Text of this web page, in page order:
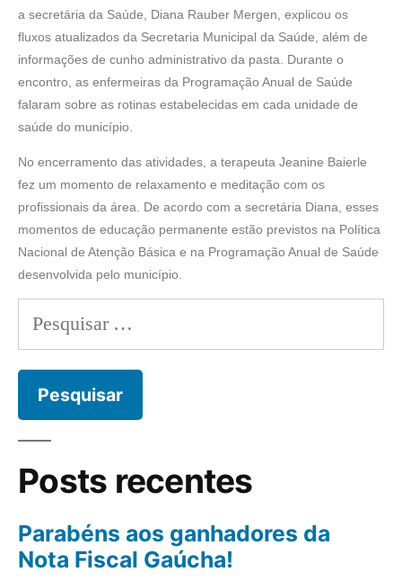
a secretária da Saúde, Diana Rauber Mergen, explicou os
fluxos atualizados da Secretaria Municipal da Saúde, além de
informações de cunho administrativo da pasta. Durante o
encontro, as enfermeiras da Programação Anual de Saúde
falaram sobre as rotinas estabelecidas em cada unidade de
saúde do município.
No encerramento das atividades, a terapeuta Jeanine Baierle
fez um momento de relaxamento e meditação com os
profissionais da área. De acordo com a secretária Diana, esses
momentos de educação permanente estão previstos na Política
Nacional de Atenção Básica e na Programação Anual de Saúde
desenvolvida pelo município.
Posts recentes
Parabéns aos ganhadores da
Nota Fiscal Gaúcha!